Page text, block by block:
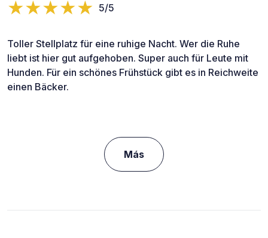
5/5
Toller Stellplatz für eine ruhige Nacht. Wer die Ruhe
liebt ist hier gut aufgehoben. Super auch für Leute mit
Hunden. Für ein schönes Frühstück gibt es in Reichweite
einen Bäcker.
Más